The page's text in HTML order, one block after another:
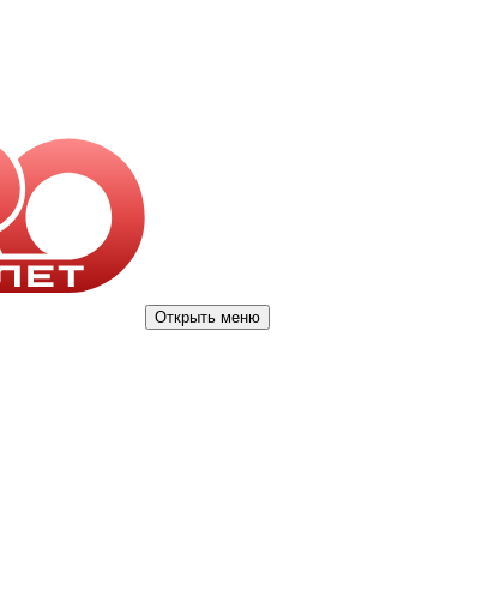
Открыть меню